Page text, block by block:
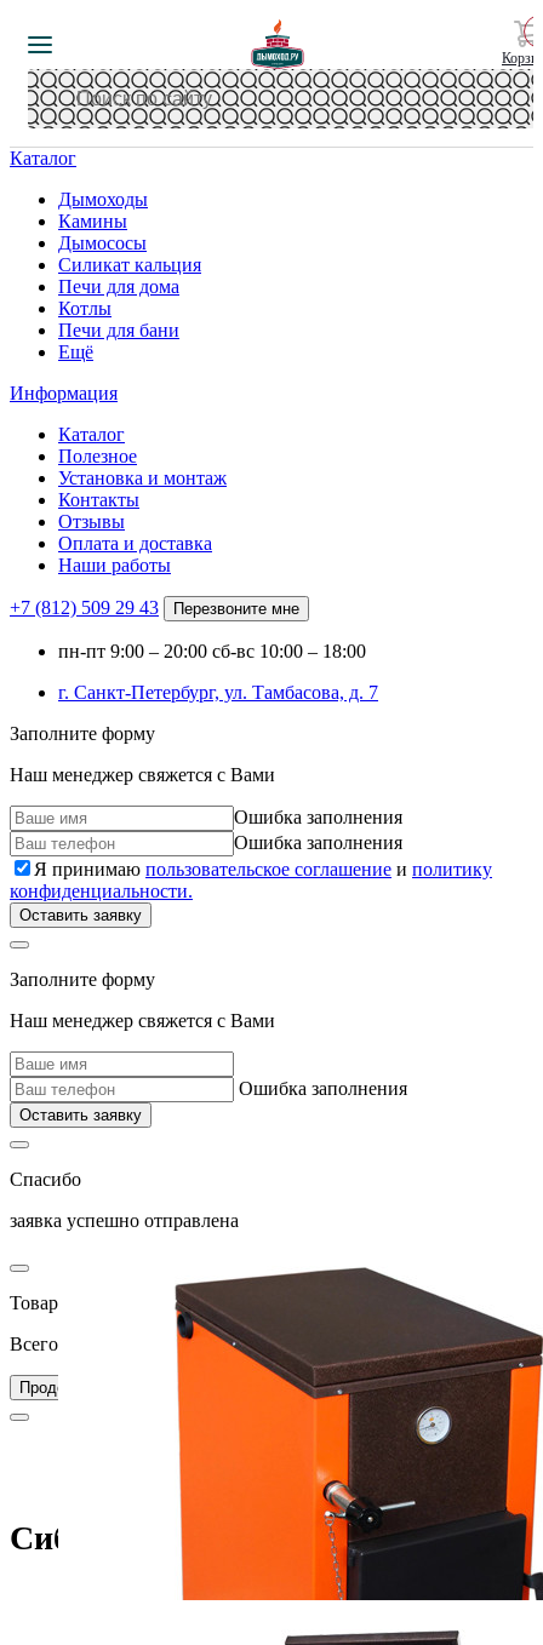
Каталог
Дымоходы
Камины
Дымососы
Силикат кальция
Печи для дома
Котлы
Печи для бани
Ещё
Информация
Каталог
Полезное
Установка и монтаж
Контакты
Отзывы
Оплата и доставка
Наши работы
+7 (812) 509 29 43 Перезвоните мне
пн-пт 9:00 – 20:00 сб-вс 10:00 – 18:00
г. Санкт-Петербург, ул. Тамбасова, д. 7
Заполните форму
Наш менеджер свяжется с Вами
Ошибка заполнения
Ошибка заполнения
Я принимаю пользовательское соглашение и политику
конфиденциальности.
Оставить заявку
Заполните форму
Наш менеджер свяжется с Вами
Ошибка заполнения
Оставить заявку
Спасибо
заявка успешно отправлена
Товар добавлен в корзину
Всего товаров в вашей корзине –
Продолжить покупки Перейти в корзину
Твердотопливные котлы
Сибирь-Гефест-15 (НМК)
Сибирь-Гефест-15 (НМК)